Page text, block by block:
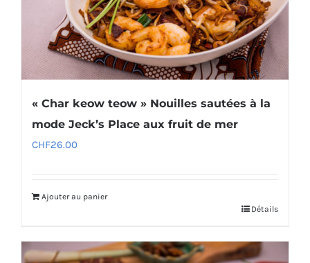
« Char keow teow » Nouilles sautées à la
mode Jeck’s Place aux fruit de mer
CHF26.00
Ajouter au panier
Détails